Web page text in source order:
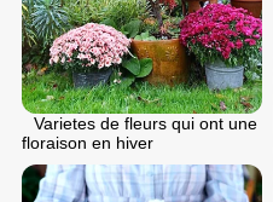
Varietes de fleurs qui ont une
floraison en hiver